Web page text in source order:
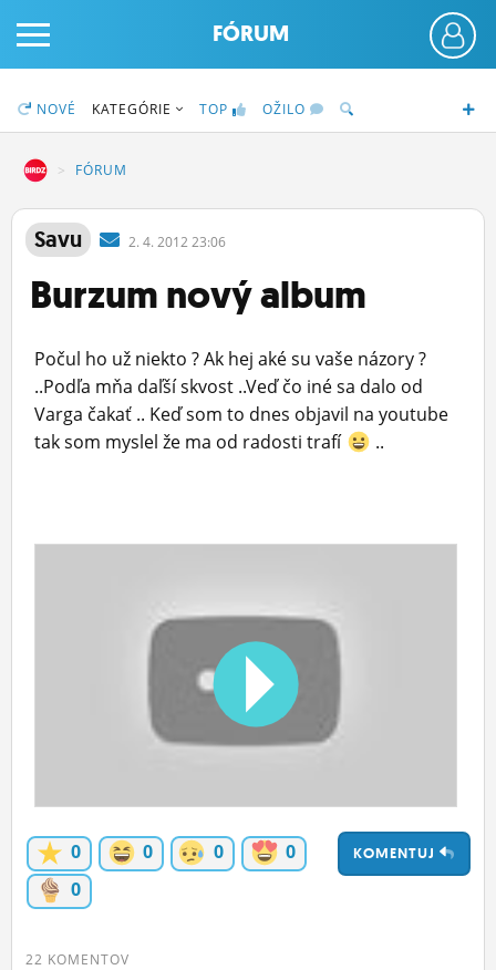
PRIHLÁS SA
ČINŽIAK
STATUSY
BLOGY
NASTAVENIA
ROLETA
FÓRUM
NOVÉ KATEGÓRIE TOP OŽILO
FÓRUM
Savu 2. 4. 2012 23:06
Burzum nový album
Počul ho už niekto ? Ak hej aké su vaše názory ?
..Podľa mňa daľší skvost ..Veď čo iné sa dalo od
Varga čakať .. Keď som to dnes objavil na youtube
tak som myslel že ma od radosti trafí
..
KOMENTUJ
0 0 0
0
0
22 KOMENTOV